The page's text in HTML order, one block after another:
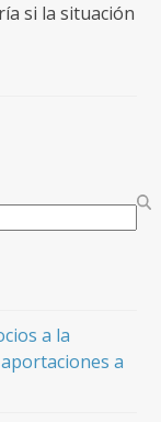
si la situación
a la
a